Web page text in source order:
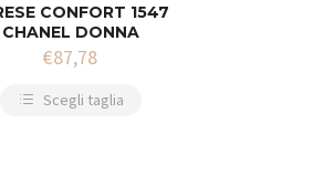
CONFORT 1547
CHANEL DONNA
€87,78
Scegli taglia